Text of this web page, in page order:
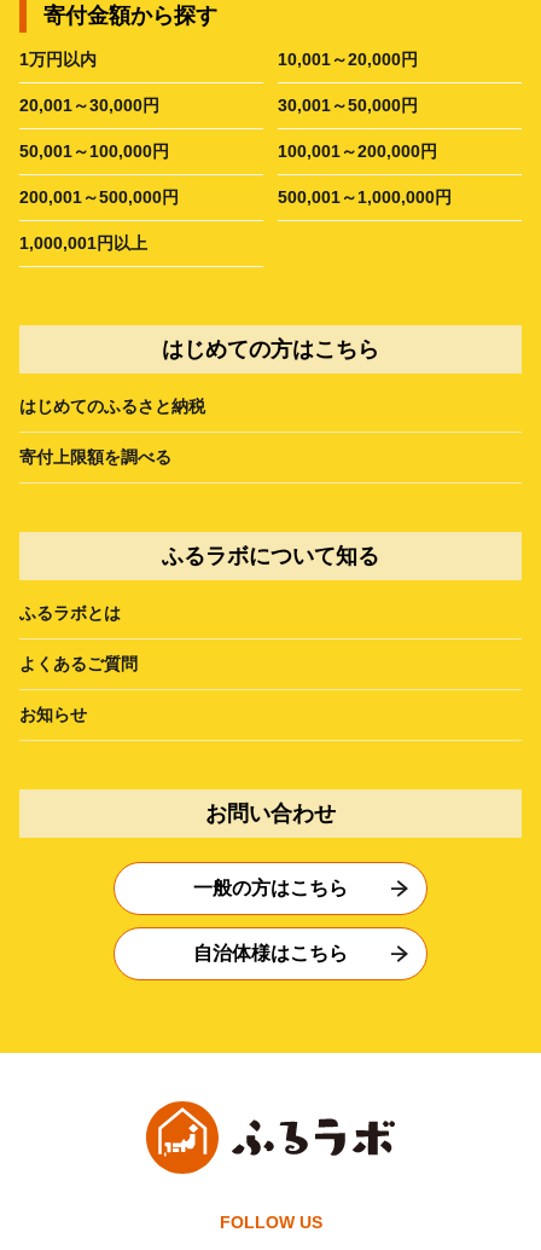
寄付金額から探す
1万円以内 10,001～20,000円
20,001～30,000円 30,001～50,000円
50,001～100,000円 100,001～200,000円
200,001～500,000円 500,001～1,000,000円
1,000,001円以上
はじめての方はこちら
はじめてのふるさと納税
寄付上限額を調べる
ふるラボについて知る
ふるラボとは
よくあるご質問
お知らせ
お問い合わせ
一般の方はこちら
自治体様はこちら
FOLLOW US